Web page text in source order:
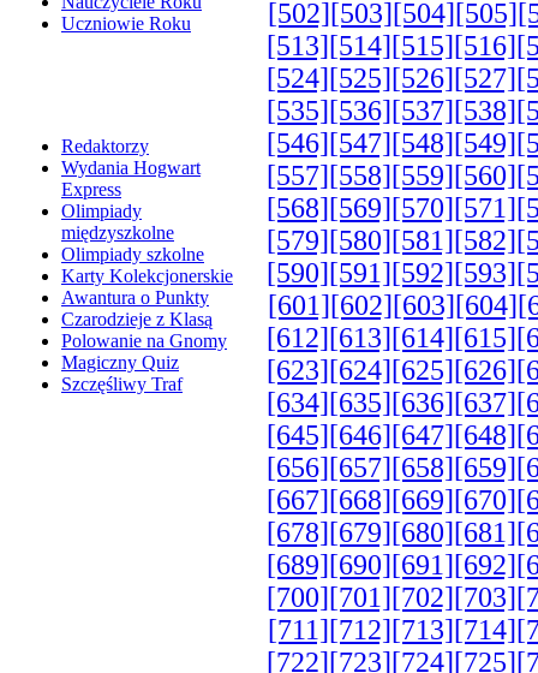
Uczniowie Roku
Redaktorzy
Wydania Hogwart
Express
Olimpiady
międzyszkolne
Olimpiady szkolne
Karty Kolekcjonerskie
Awantura o Punkty
Czarodzieje z Klasą
Polowanie na Gnomy
Magiczny Quiz
Szczęśliwy Traf
[502] [503] [504] [505]
[513] [514] [515] [516]
[524] [525] [526] [527]
[535] [536] [537] [538]
[546] [547] [548] [549]
[557] [558] [559] [560]
[568] [569] [570] [571]
[579] [580] [581] [582]
[590] [591] [592] [593]
[601] [602] [603] [604]
[612] [613] [614] [615]
[623] [624] [625] [626]
[634] [635] [636] [637]
[645] [646] [647] [648]
[656] [657] [658] [659]
[667] [668] [669] [670]
[678] [679] [680] [681]
[689] [690] [691] [692]
[700] [701] [702] [703]
[711] [712] [713] [714]
[722] [723] [724] [725]